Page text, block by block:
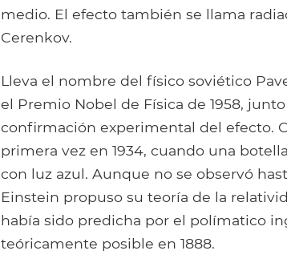
medio. El efecto también se llama
Cerenkov.
Lleva el nombre del físico soviético
el Premio Nobel de Física de 1958,
confirmación experimental del efecto.
primera vez en 1934, cuando una
con luz azul. Aunque no se observó
Einstein propuso su teoría de la
había sido predicha por el polímatico
teóricamente posible en 1888.